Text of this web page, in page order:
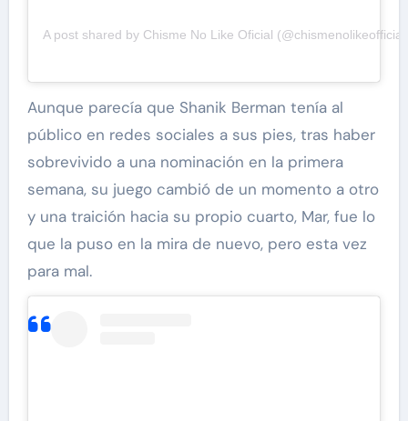
A post shared by Chisme No Like Oficial
Aunque parecía que Shanik Berman tenía al
público en redes sociales a sus pies, tras haber
sobrevivido a una nominación en la primera
semana, su juego cambió de un momento a otro
y una traición hacia su propio cuarto, Mar, fue lo
que la puso en la mira de nuevo, pero esta vez
para mal.